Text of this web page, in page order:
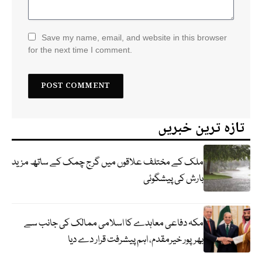
Save my name, email, and website in this browser
for the next time I comment.
تازہ ترین خبریں
ملک کے مختلف علاقوں میں گرج چمک کے ساتھ مزید
بارش کی پیشگوئی
مکہ دفاعی معاہدے کا اسلامی ممالک کی جانب سے
بھرپور خیرمقدم، اہم پیشرفت قرار دے دیا